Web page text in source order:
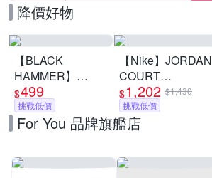
降價好物
【BLACK
HAMMER】
Snoopy316不鏽鋼
迷你保溫口袋杯
380ml(附茶隔/8款
身保溫杯)(買1送1)
$499
挑戰低價
【Nike】JORDAN
COURT
CONNECT LOW
休閒鞋 慢跑鞋 運
動鞋 男女/大童 A-
款
$1,202 $1,430
挑戰低價
For You 品牌旗艦店